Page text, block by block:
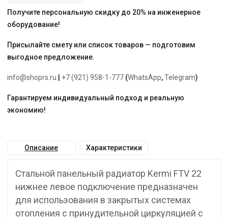
Получите персональную скидку до 20% на инженерное
оборудование!
Присылайте смету или список товаров — подготовим
выгодное предложение.
info@shoprs.ru +7 (921) 958-1-777 (WhatsApp,Telegram)
Гарантируем индивидуальный подход и реальную
экономию!
Описание Характеристики
Стальной панельный радиатор Kermi FTV 22
нижнее левое подключение предназначен
для использования в закрытых системах
отопления с принудительной циркуляцией с